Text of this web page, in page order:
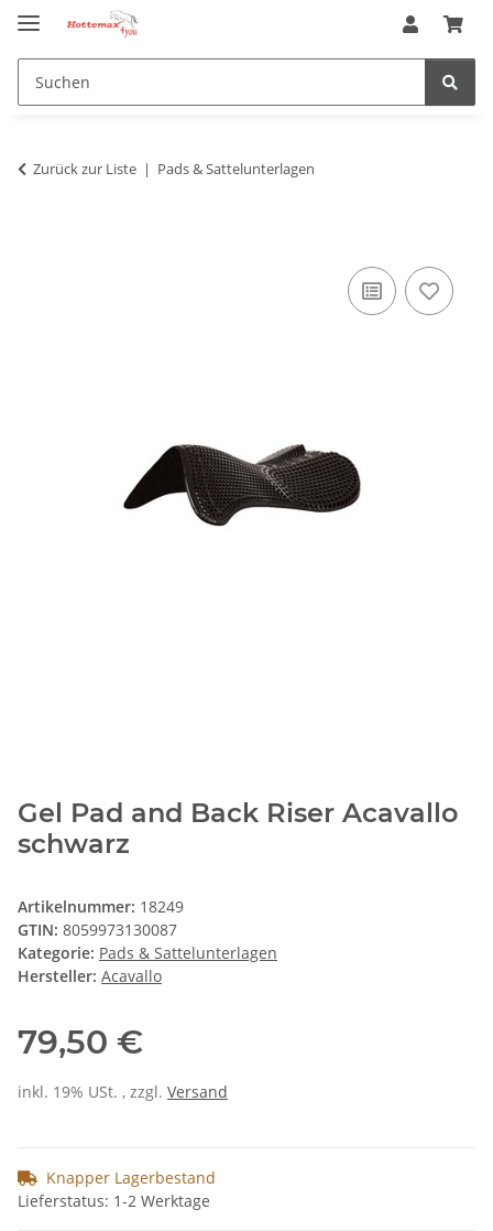
Zurück zur Liste Pads & Sattelunterlagen
Gel Pad and Back Riser Acavallo
schwarz
Artikelnummer: 18249
GTIN: 8059973130087
Kategorie: Pads & Sattelunterlagen
Hersteller: Acavallo
79,50 €
inkl. 19% USt. , zzgl. Versand
Knapper Lagerbestand
Lieferstatus: 1-2 Werktage